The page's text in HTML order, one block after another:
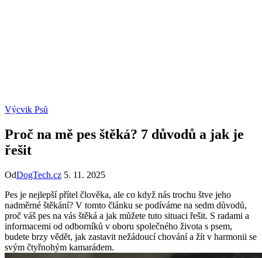
Výcvik Psů
Proč na mě pes štěká? 7 důvodů a jak je
řešit
OdDogTech.cz 5. 11. 2025
Pes je nejlepší přítel člověka, ale co když nás trochu štve jeho
nadměrné štěkání? V tomto článku se podíváme na sedm důvodů,
proč váš pes na vás štěká a jak můžete tuto situaci řešit. S radami a
informacemi od odborníků v oboru společného života s psem,
budete brzy vědět, jak zastavit nežádoucí chování a žít v harmonii se
svým čtyřnohým kamarádem.